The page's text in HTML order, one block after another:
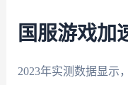
国服游戏加
2023年实测数据显示